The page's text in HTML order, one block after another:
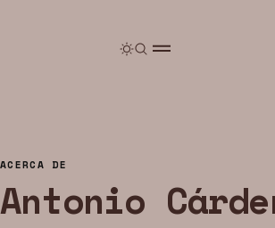
ACERCA DE
Antonio